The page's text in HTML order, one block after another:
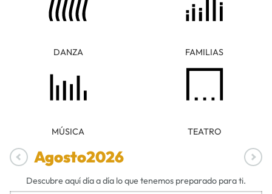
DANZA FAMILIAS
MÚSICA TEATRO
Agosto2026
Descubre aquí día a día lo que tenemos preparado para ti.